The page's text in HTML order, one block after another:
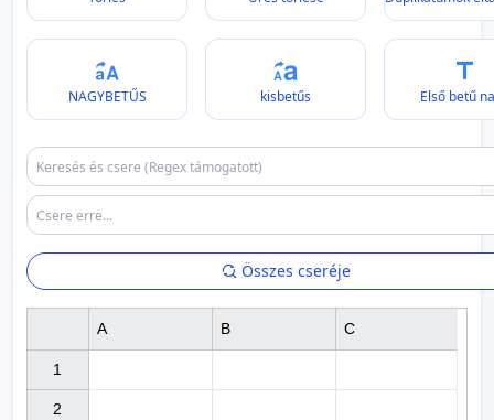
NAGYBETŰS kisbetűs Első betű
Összes cseréje
1
2
A B C